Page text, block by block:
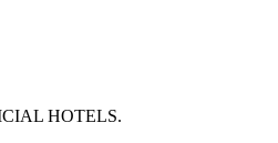
HOTELS.